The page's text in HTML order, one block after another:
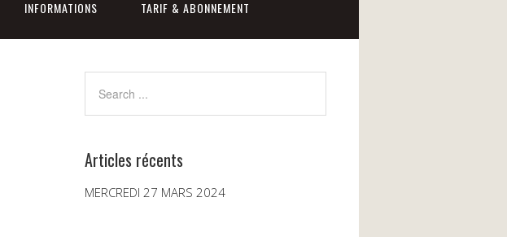
INFORMATIONS TARIF & ABONNEMENT
Articles récents
MERCREDI 27 MARS 2024